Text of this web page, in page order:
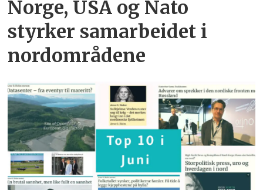
Norge, USA og Nato
styrker samarbeidet i
nordområdene